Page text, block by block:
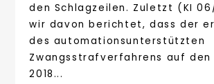
den Schlagzeilen. Zuletzt (KI
wir davon berichtet, dass der
des automationsunterstützten
Zwangsstrafverfahrens auf den
2018...